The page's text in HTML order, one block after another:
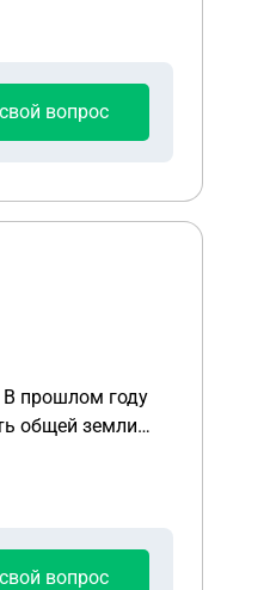
вопрос
В прошлом году
общей земли
не знал об
то образом
вопрос